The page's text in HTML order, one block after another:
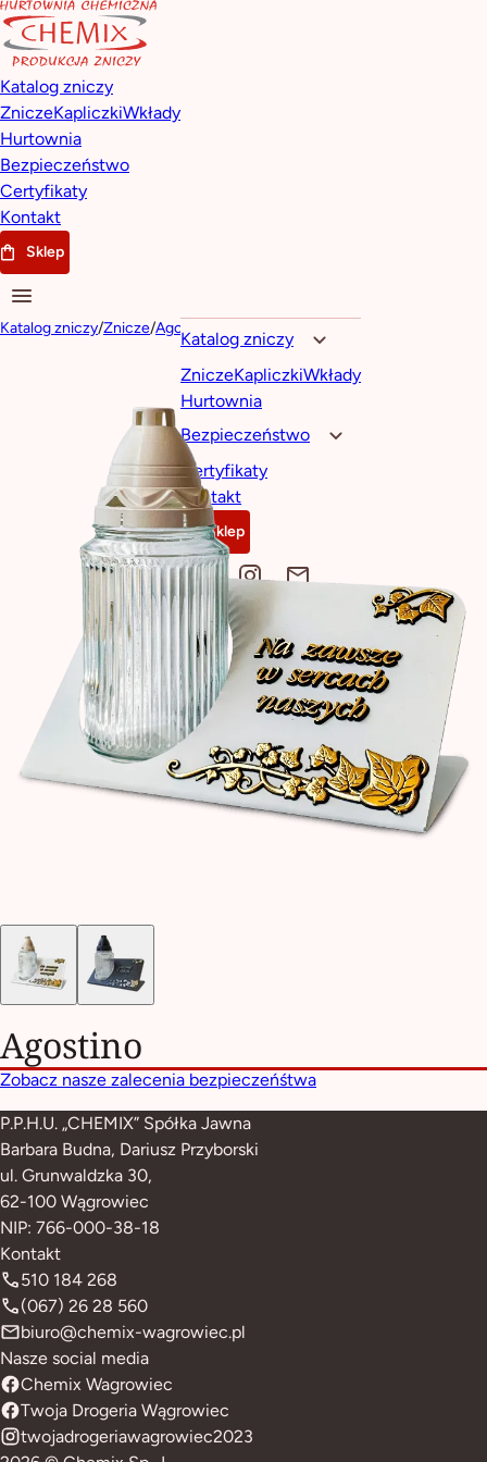
Katalog zniczy
ZniczeKapliczkiWkłady
Hurtownia
Bezpieczeństwo
Certyfikaty
Kontakt
Sklep
Katalog zniczy
ZniczeKapliczkiWkłady
Hurtownia
Bezpieczeństwo
Certyfikaty
Kontakt
Sklep
Katalog zniczy/Znicze/Agostino
Agostino
Zobacz nasze zalecenia bezpieczeńśtwa
P.P.H.U. „CHEMIX” Spółka Jawna
Barbara Budna, Dariusz Przyborski
ul. Grunwaldzka 30,
62-100 Wągrowiec
NIP: 766-000-38-18
Kontakt
510 184 268
(067) 26 28 560
biuro@chemix-wagrowiec.pl
Nasze social media
Chemix Wagrowiec
Twoja Drogeria Wągrowiec
twojadrogeriawagrowiec2023